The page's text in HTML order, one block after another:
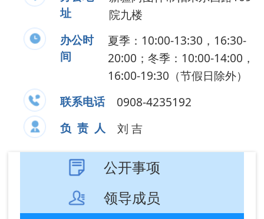
联系电话
0908-4235192
负 责 人
刘 吉
公开事项
领导成员
阿图什市应急管理局部门职责
办公地址：新疆
阿图什市帕米尔西路109院